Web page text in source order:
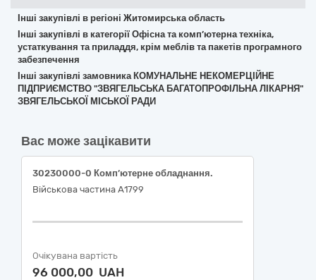
Інші закупівлі в регіоні Житомирська область
Інші закупівлі в категорії Офісна та комп’ютерна техніка,
устаткування та приладдя, крім меблів та пакетів програмного
забезпечення
Інші закупівлі замовника КОМУНАЛЬНЕ НЕКОМЕРЦІЙНЕ
ПІДПРИЄМСТВО "ЗВЯГЕЛЬСЬКА БАГАТОПРОФІЛЬНА ЛІКАРНЯ"
ЗВЯГЕЛЬСЬКОЇ МІСЬКОЇ РАДИ
Вас може зацікавити
30230000-0 Комп’ютерне обладнання.
Військова частина А1799
Очікувана вартість
96 000,00 UAH